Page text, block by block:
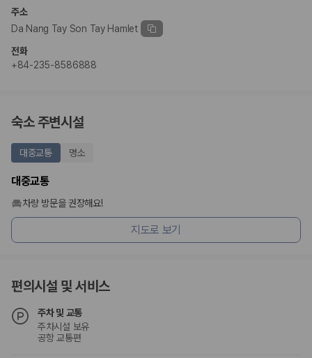
수준을 선택할 수 있습니다.
3. 제주공항 접근성과 셔틀 조건을 함께 확인하세요
제주 렌트카는 차량 인수 위치와 셔틀 편의성에 따라 실제 이용 만족도가
제주도 렌트카 차종별 가격비교
경차·소형차
혼자 또는 2인 여행에 적합하며 제주 렌트카 최저가를 찾는 사용자
가 가장 먼저 비교하는 차종입니다.
준중형·중형차
커플·친구 여행에서 많이 선택되며 가격과 승차감의 균형이 좋은 차
종입니다.
가족 여행, 짐이 많은 여행, 장거리 이동에 적합하며 보험 조건과 차
단체 여행이나 4인 이상 가족 여행에 적합하며 인원수, 짐 공간, 보
험 조건을 함께 확인해야 합니다.
제주렌트카 보험까지 비교해야 진짜 가격비교입
주소
Da Nang Tay Son Tay Hamlet
전화
+84-235-8586888
숙소 주변시설
대중교통 명소
대중교통
차량 방문을 권장해요!
지도로 보기
편의시설 및 서비스
주차 및 교통
주차시설 보유
공항 교통편